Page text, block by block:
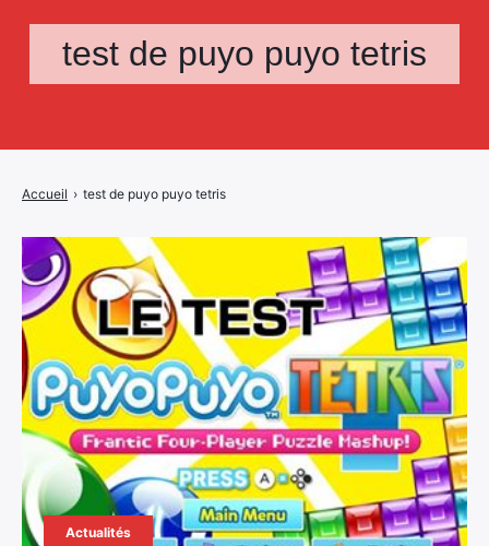
test de puyo puyo tetris
Accueil › test de puyo puyo tetris
Actualités